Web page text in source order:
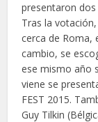
presentaron
Tras la
cerca de Roma,
cambio, se
ese mismo año
viene se
FEST 2015.
Guy Tilkin